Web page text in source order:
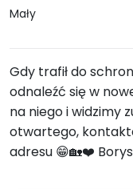
Mały
Gdy trafił do
odnaleźć się w
na niego i widzimy
otwartego,
adresu 😁🏡❤️